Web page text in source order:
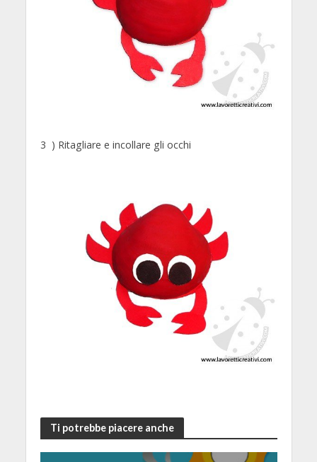
3 ) Ritagliare e incollare gli occhi
Ti potrebbe piacere anche